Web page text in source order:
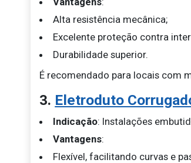
Alta resistência mecânica;
Excelente proteção contra
Durabilidade superior.
É recomendado para locais com
3. Eletroduto
Indicação: Instalações
Vantagens:
Flexível, facilitando curvas e